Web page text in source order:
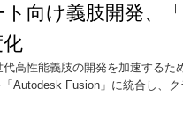
向け義肢開発、
高性能義肢の開発を加速するた
Autodesk Fusion」に統合し、